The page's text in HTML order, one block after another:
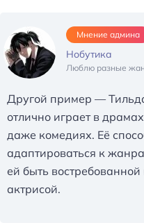
Мнение админа
Нобутика
Люблю разные
Другой пример —
отлично играет в
даже комедиях. Её
адаптироваться к
ей быть
актрисой.